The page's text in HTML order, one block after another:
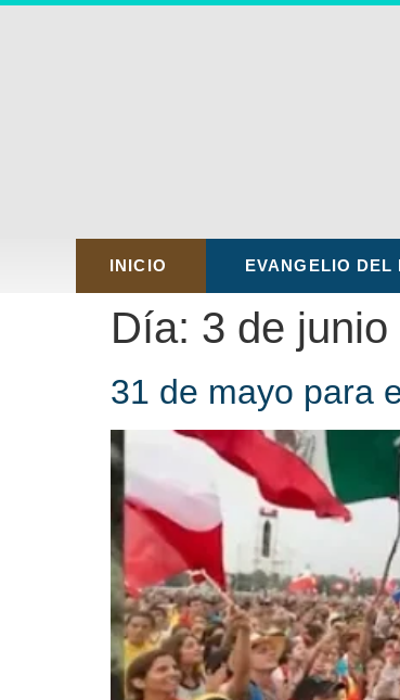
INICIO EVANGELIO DEL
Día: 3 de
31 de mayo para